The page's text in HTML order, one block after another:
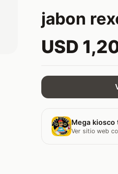
jabon
USD
Mega kiosco
Ver sitio web